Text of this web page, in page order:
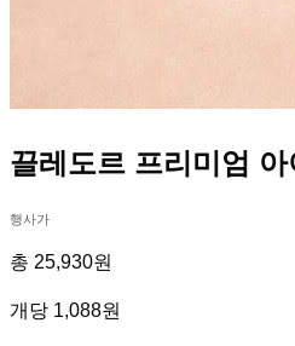
끌레도르 프리미엄
행사가
총 25,930원
개당 1,088원